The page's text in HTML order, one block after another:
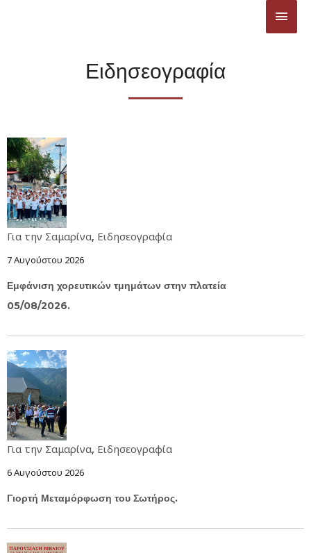
Ειδησεογραφία
Για την Σαμαρίνα, Ειδησεογραφία
7 Αυγούστου 2026
Εμφάνιση χορευτικών τμημάτων στην πλατεία
05/08/2026.
Για την Σαμαρίνα, Ειδησεογραφία
6 Αυγούστου 2026
Γιορτή Μεταμόρφωση του Σωτήρος.